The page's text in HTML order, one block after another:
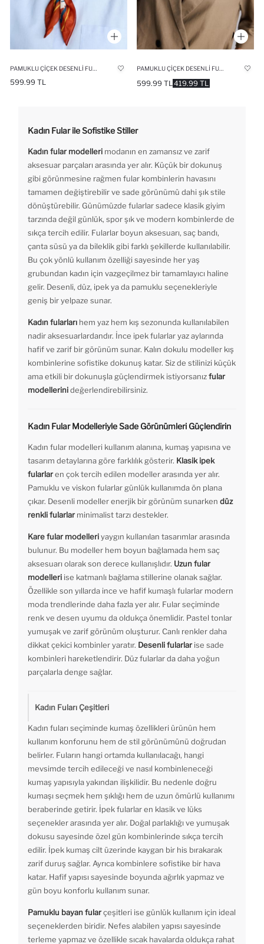
599.99 TL 419.99 TL
599.99 TL
Kadın Fular ile Sofistike Stiller
Kadın fular modelleri modanın en zamansız ve zarif
aksesuar parçaları arasında yer alır. Küçük bir dokunuş
gibi görünmesine rağmen fular kombinlerin havasını
tamamen değiştirebilir ve sade görünümü dahi şık stile
dönüştürebilir. Günümüzde fularlar sadece klasik giyim
tarzında değil günlük, spor şık ve modern kombinlerde de
sıkça tercih edilir. Fularlar boyun aksesuarı, saç bandı,
çanta süsü ya da bileklik gibi farklı şekillerde kullanılabilir.
Bu çok yönlü kullanım özelliği sayesinde her yaş
grubundan kadın için vazgeçilmez bir tamamlayıcı haline
gelir. Desenli, düz, ipek ya da pamuklu seçenekleriyle
geniş bir yelpaze sunar.
Kadın fularları hem yaz hem kış sezonunda kullanılabilen
nadir aksesuarlardandır. İnce ipek fularlar yaz aylarında
hafif ve zarif bir görünüm sunar. Kalın dokulu modeller kış
kombinlerine sofistike dokunuş katar. Siz de stilinizi küçük
ama etkili bir dokunuşla güçlendirmek istiyorsanızfular
modellerinideğerlendirebilirsiniz.
Kadın Fular Modelleriyle Sade Görünümleri Güçlendirin
Kadın fular modelleri kullanım alanına, kumaş yapısına ve
tasarım detaylarına göre farklılık gösterir. Klasik ipek
fularlaren çok tercih edilen modeller arasında yer alır.
Pamuklu ve viskon fularlar günlük kullanımda ön plana
çıkar. Desenli modeller enerjik bir görünüm sunarken düz
renkli fularlarminimalist tarzı destekler.
Kare fular modelleriyaygın kullanılan tasarımlar arasında
bulunur. Bu modeller hem boyun bağlamada hem saç
aksesuarı olarak son derece kullanışlıdır. Uzun fular
modelleri ise katmanlı bağlama stillerine olanak sağlar.
Özellikle son yıllarda ince ve hafif kumaşlı fularlar modern
moda trendlerinde daha fazla yer alır. Fular seçiminde
renk ve desen uyumu da oldukça önemlidir. Pastel tonlar
yumuşak ve zarif görünüm oluşturur. Canlı renkler daha
dikkat çekici kombinler yaratır. Desenli fularlarise sade
kombinleri hareketlendirir. Düz fularlar da daha yoğun
parçalarla denge sağlar.
Kadın Fuları Çeşitleri
Kadın fuları seçiminde kumaş özellikleri ürünün hem
kullanım konforunu hem de stil görünümünü doğrudan
belirler. Fuların hangi ortamda kullanılacağı, hangi
mevsimde tercih edileceği ve nasıl kombinleneceği
kumaş yapısıyla yakından ilişkilidir. Bu nedenle doğru
kumaşı seçmek hem şıklığı hem de uzun ömürlü kullanımı
beraberinde getirir. İpek fularlar en klasik ve lüks
seçenekler arasında yer alır. Doğal parlaklığı ve yumuşak
dokusu sayesinde özel gün kombinlerinde sıkça tercih
edilir. İpek kumaş cilt üzerinde kaygan bir his bırakarak
zarif duruş sağlar. Ayrıca kombinlere sofistike bir hava
katar. Hafif yapısı sayesinde boyunda ağırlık yapmaz ve
gün boyu konforlu kullanım sunar.
Pamuklu bayan fularçeşitleri ise günlük kullanım için ideal
seçeneklerden biridir. Nefes alabilen yapısı sayesinde
terleme yapmaz ve özellikle sıcak havalarda oldukça rahat